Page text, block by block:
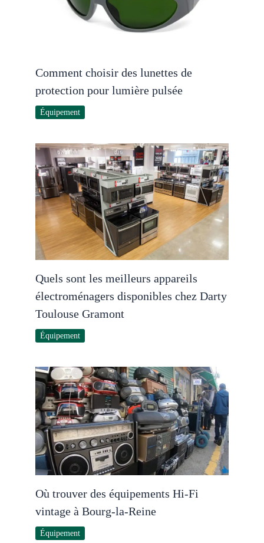
Comment choisir des lunettes de
protection pour lumière pulsée
Équipement
Quels sont les meilleurs appareils
électroménagers disponibles chez Darty
Toulouse Gramont
Équipement
Où trouver des équipements Hi-Fi
vintage à Bourg-la-Reine
Équipement